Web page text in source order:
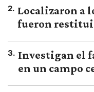
2. Localizaron a
fueron
3. Investigan el
en un campo